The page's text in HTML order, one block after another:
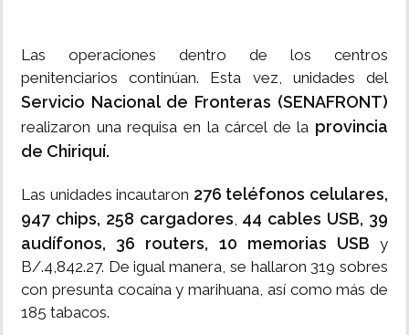
Las operaciones dentro de los centros
penitenciarios continúan. Esta vez, unidades del
Servicio Nacional de Fronteras (SENAFRONT)
realizaron una requisa en la cárcel de la provincia
de Chiriquí.
Las unidades incautaron 276 teléfonos celulares,
947 chips, 258 cargadores, 44 cables USB, 39
audífonos, 36 routers, 10 memorias USB y
B/.4,842.27. De igual manera, se hallaron 319 sobres
con presunta cocaína y marihuana, así como más de
185 tabacos.